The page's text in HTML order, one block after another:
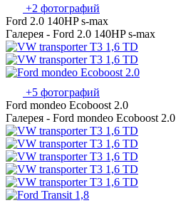
+2 фотографий
Ford 2.0 140HP s-max
Галерея - Ford 2.0 140HP s-max
+5 фотографий
Ford mondeo Ecoboost 2.0
Галерея - Ford mondeo Ecoboost 2.0